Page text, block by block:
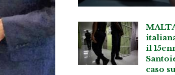
il
caso